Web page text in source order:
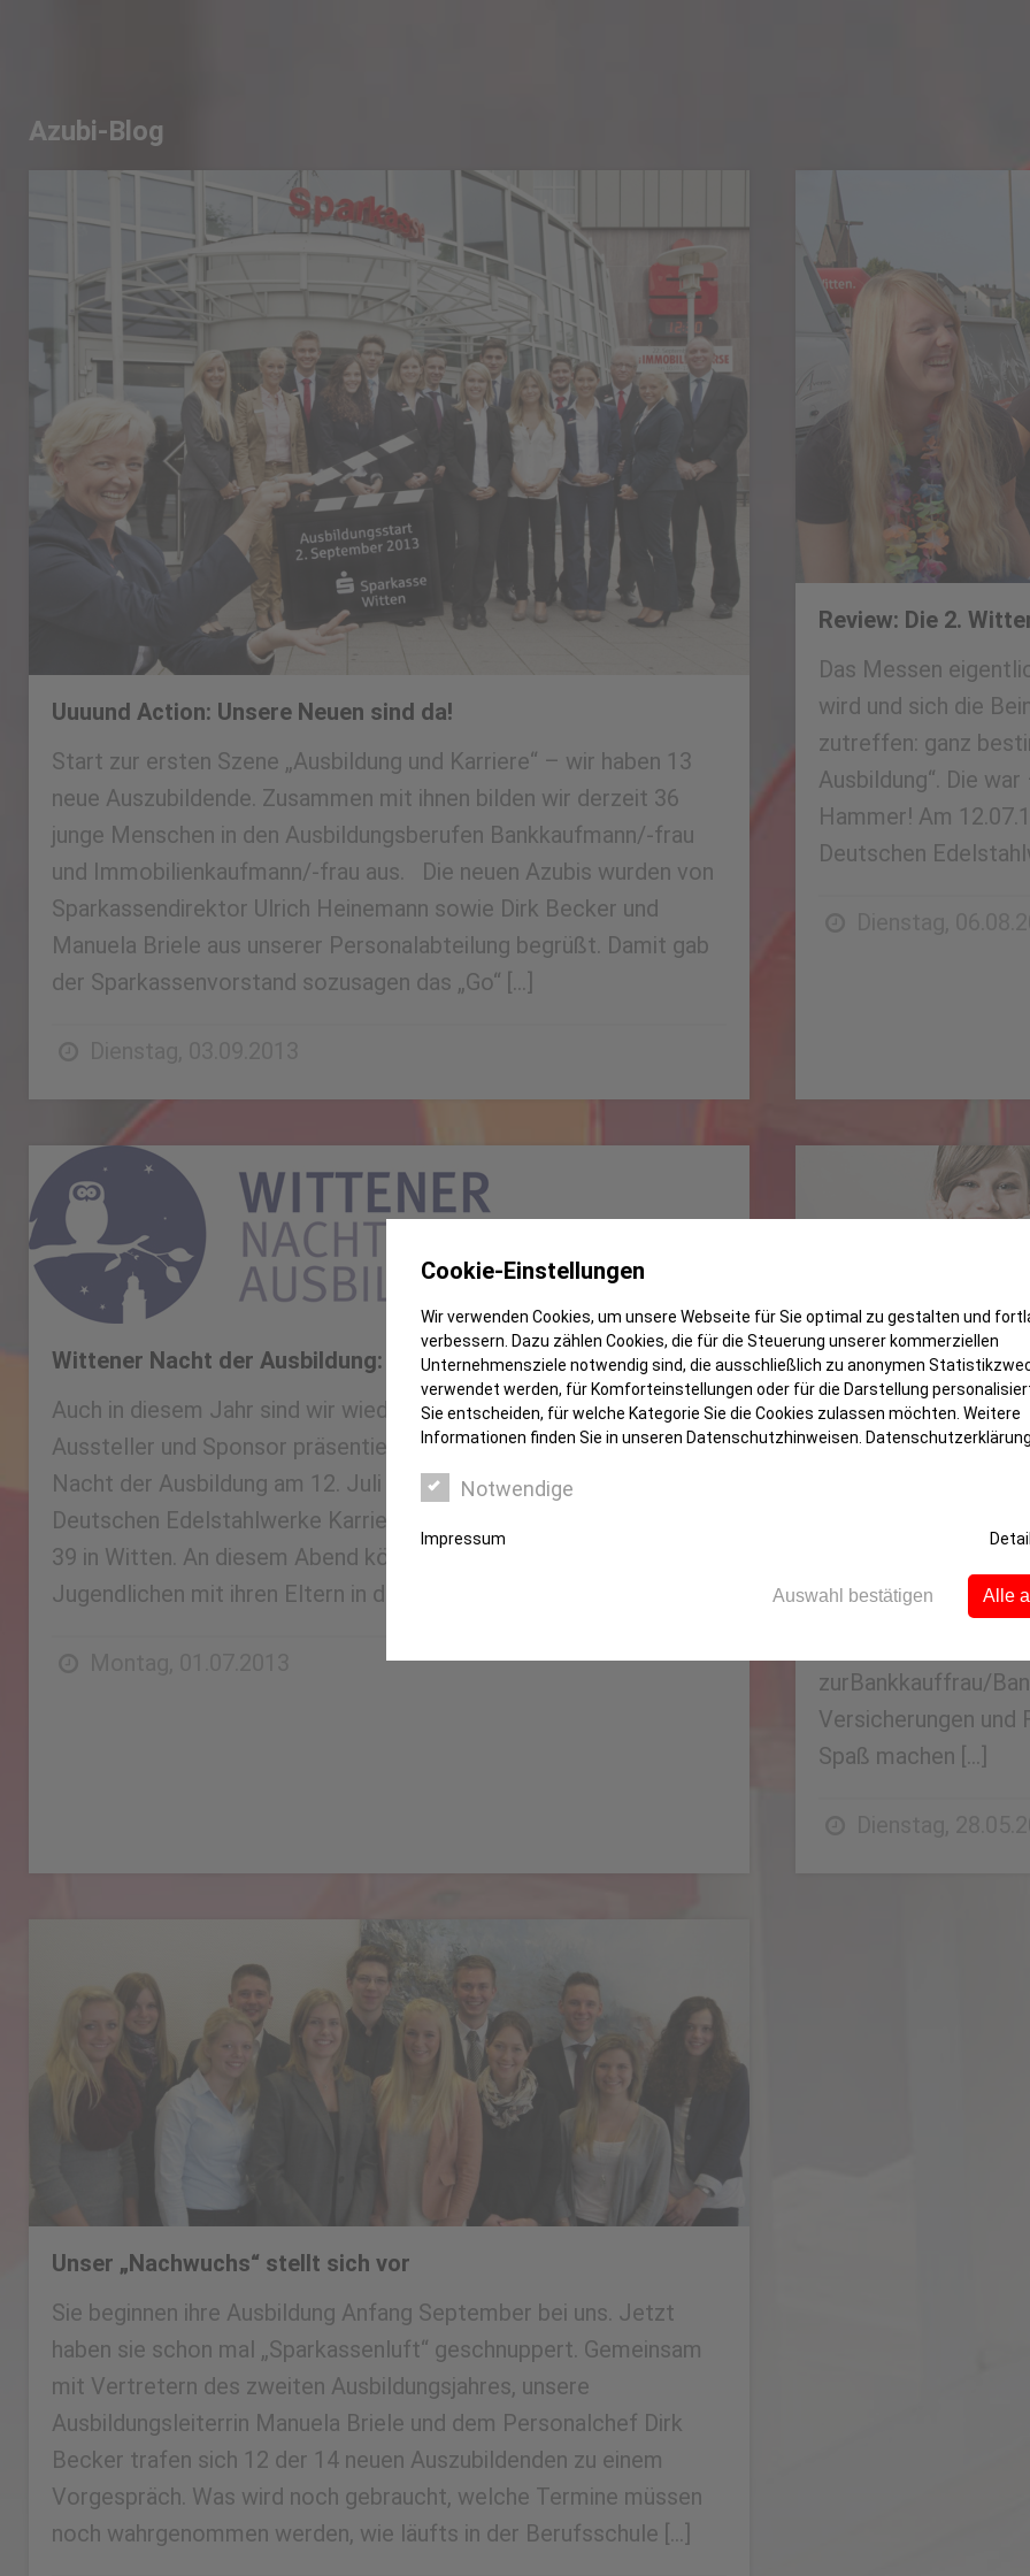
Azubi-Blog
Uuuund Action: Unsere Neuen sind da!
Start zur ersten Szene „Ausbildung und Karriere“ – wir haben 13
neue Auszubildende. Zusammen mit ihnen bilden wir derzeit 36
junge Menschen in den Ausbildungsberufen Bankkaufmann/-frau
und Immobilienkaufmann/-frau aus. Die neuen Azubis wurden von
Sparkassendirektor Ulrich Heinemann sowie Dirk Becker und
Manuela Briele aus unserer Personalabteilung begrüßt. Damit gab
der Sparkassenvorstand sozusagen das „Go“ […]
Review: Die 2.
Das Messen
wird und sich die
zutreffen: ganz
Ausbildung“. Die
Hammer! Am
Deutschen
Wittener Nacht der Ausbildung: Wir sind mit dabei!
Auch in diesem Jahr sind wir wieder mit von der Partie. Als
Aussteller und Sponsor präsentieren wir uns bei der 2. Wittener
Nacht der Ausbildung am 12. Juli 2013 auf dem Gelände der
Deutschen Edelstahlwerke KarriereWERKSTATT, Herbeder Straße
39 in Witten. An diesem Abend können alle interessierten
Jugendlichen mit ihren Eltern in der Zeit von […]
Sparkassen
In der FOCUS-
belegen die
zeigt, dass sie
verantwortliche
13.000 Mitarbeiter
zurBankkauffrau/
Versicherungen und
Spaß machen […]
Unser „Nachwuchs“ stellt sich vor
Sie beginnen ihre Ausbildung Anfang September bei uns. Jetzt
haben sie schon mal „Sparkassenluft“ geschnuppert. Gemeinsam
mit Vertretern des zweiten Ausbildungsjahres, unsere
Ausbildungsleiterrin Manuela Briele und dem Personalchef Dirk
Becker trafen sich 12 der 14 neuen Auszubildenden zu einem
Vorgespräch. Was wird noch gebraucht, welche Termine müssen
noch wahrgenommen werden, wie läufts in der Berufsschule […]
Cookie-Einstellungen
Wir verwenden Cookies, um unsere Webseite für Sie optimal zu gestalten und
verbessern. Dazu zählen Cookies, die für die Steuerung unserer kommerziellen
Unternehmensziele notwendig sind, die ausschließlich zu anonymen
verwendet werden, für Komforteinstellungen oder für die Darstellung
Sie entscheiden, für welche Kategorie Sie die Cookies zulassen möchten. Weitere
Informationen finden Sie in unseren Datenschutzhinweisen. Datenschutzerklärung
Notwendige
Impressum
Auswahl bestätigen Alle